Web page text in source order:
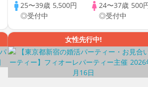
25〜39歳 5,500円
◎受付中
24〜37歳 500
◎受付中
女性先行中!